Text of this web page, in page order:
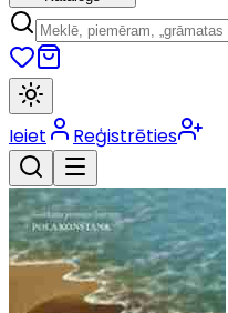
Ieiet Reģistrēties